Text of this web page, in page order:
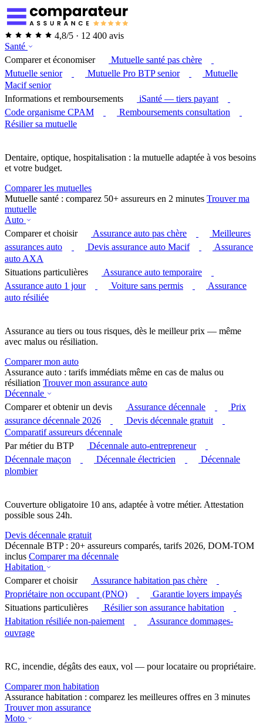
4,8/5 · 12 400 avis
Santé
Comparer et économiser
Mutuelle santé pas chère
Mutuelle senior
Mutuelle Pro BTP senior
Mutuelle
Macif senior
Informations et remboursements
iSanté — tiers payant
Code organisme CPAM
Remboursements consultation
Résilier sa mutuelle
Dentaire, optique, hospitalisation : la mutuelle adaptée à vos besoins
et votre budget.
Comparer les mutuelles
Mutuelle santé : comparez 50+ assureurs en 2 minutes Trouver ma
mutuelle
Auto
Comparer et choisir
Assurance auto pas chère
Meilleures
assurances auto
Devis assurance auto Macif
Assurance
auto AXA
Situations particulières
Assurance auto temporaire
Assurance auto 1 jour
Voiture sans permis
Assurance
auto résiliée
Assurance au tiers ou tous risques, dès le meilleur prix — même
avec malus ou résiliation.
Comparer mon auto
Assurance auto : tarifs immédiats même en cas de malus ou
résiliation Trouver mon assurance auto
Décennale
Comparer et obtenir un devis
Assurance décennale
Prix
assurance décennale 2026
Devis décennale gratuit
Comparatif assureurs décennale
Par métier du BTP
Décennale auto-entrepreneur
Décennale maçon
Décennale électricien
Décennale
plombier
Couverture obligatoire 10 ans, adaptée à votre métier. Attestation
possible sous 24h.
Devis décennale gratuit
Décennale BTP : 20+ assureurs comparés, tarifs 2026, DOM-TOM
inclus Comparer ma décennale
Habitation
Comparer et choisir
Assurance habitation pas chère
Propriétaire non occupant (PNO)
Garantie loyers impayés
Situations particulières
Résilier son assurance habitation
Habitation résiliée non-paiement
Assurance dommages-
ouvrage
RC, incendie, dégâts des eaux, vol — pour locataire ou propriétaire.
Comparer mon habitation
Assurance habitation : comparez les meilleures offres en 3 minutes
Trouver mon assurance
Moto